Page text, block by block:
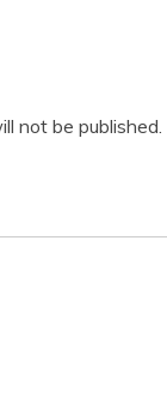
not be published.